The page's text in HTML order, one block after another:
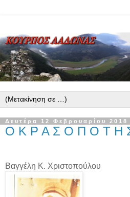
Δευτέρα 12 Φεβρουαρίου 2018
Ο Κ Ρ Α Σ Ο Π Ο Τ Η
Βαγγέλη Κ. Χριστοπούλου